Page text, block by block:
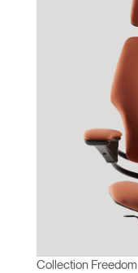
Collection Freedom